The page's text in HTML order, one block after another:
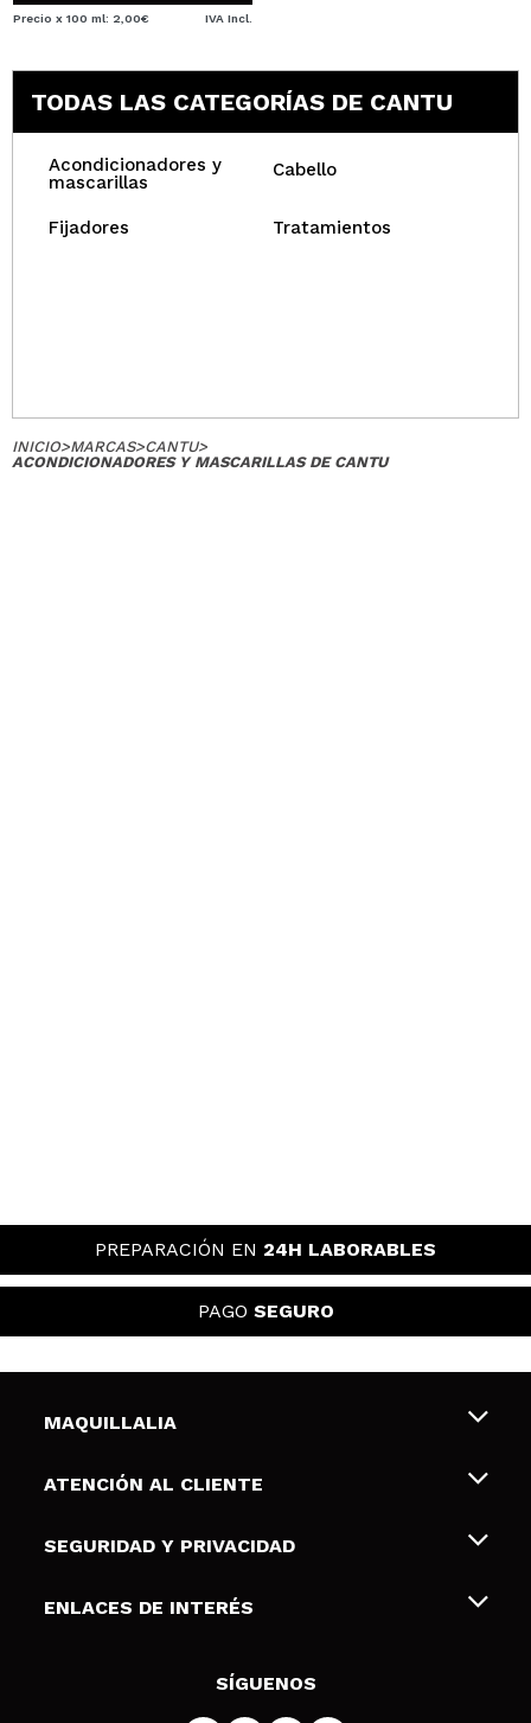
Precio x 100 ml: 2,00€ IVA Incl.
TODAS LAS CATEGORÍAS DE CANTU
Acondicionadores y
mascarillas
Cabello
Fijadores Tratamientos
INICIO>MARCAS>CANTU>
ACONDICIONADORES Y MASCARILLAS DE CANTU
PREPARACIÓN EN 24H LABORABLES
PAGO SEGURO
MAQUILLALIA
Sobre nosotros
Tarjetas de Regalo
ATENCIÓN AL CLIENTE
Envíos y devoluciones
Formas de pago
SEGURIDAD Y PRIVACIDAD
Terminos y condiciones de uso
Política de cookies
ENLACES DE INTERÉS
SÍGUENOS